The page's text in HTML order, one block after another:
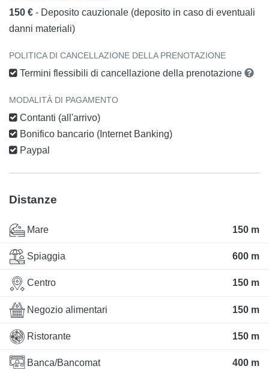
150 € - Deposito cauzionale (deposito in caso di eventuali
danni materiali)
POLITICA DI CANCELLAZIONE DELLA PRENOTAZIONE
Termini flessibili di cancellazione della prenotazione
MODALITÀ DI PAGAMENTO
Contanti (all'arrivo)
Bonifico bancario (Internet Banking)
Paypal
Distanze
Mare 150 m
Spiaggia 600 m
Centro 150 m
Negozio alimentari 150 m
Ristorante 150 m
Banca/Bancomat 400 m